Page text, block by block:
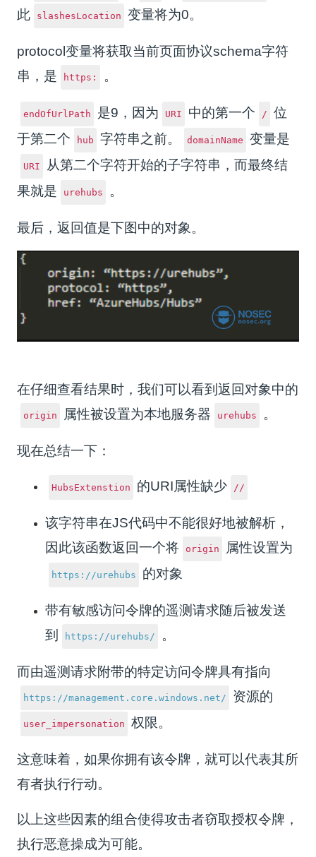
此 slashesLocation 变量将为0。
protocol变量将获取当前页面协议schema字符
串，是
https: 。
endOfUrlPath 是9，因为 URI 中的第一个 /
位
于第二个
hub 字符串之前。 domainName 变量是
URI
从第二个字符开始的子字符串，而最终结
果就是
urehubs 。
最后，返回值是下图中的对象。
在仔细查看结果时，我们可以看到返回对象中的
origin 属性被设置为本地服务器 urehubs 。
现在总结一下：
HubsExtenstion 的URI属性缺少 //
该字符串在JS代码中不能很好地被解析，
因此该函数返回一个将
origin 属性设置为
https://urehubs 的对象
带有敏感访问令牌的遥测请求随后被发送
到
https://urehubs/ 。
而由遥测请求附带的特定访问令牌具有指向
https://management.core.windows.net/ 资源的
user_impersonation 权限。
这意味着，如果你拥有该令牌，就可以代表其所
有者执行行动。
以上这些因素的组合使得攻击者窃取授权令牌，
执行恶意操成为可能。